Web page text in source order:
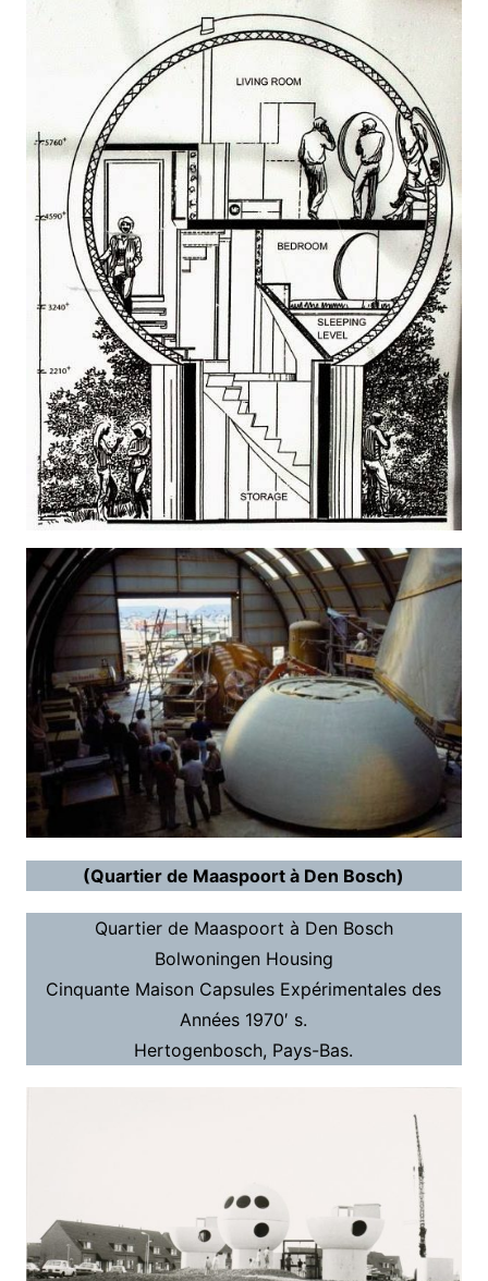
(Quartier de Maaspoort à Den Bosch)
Quartier de Maaspoort à Den Bosch
Bolwoningen Housing
Cinquante Maison Capsules Expérimentales des
Années 1970′ s.
Hertogenbosch, Pays-Bas.